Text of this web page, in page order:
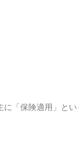
「保険適用」とい